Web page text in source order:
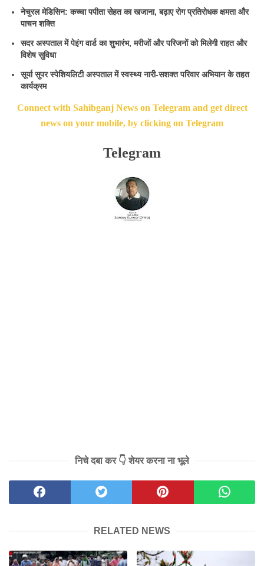
नेचुरल मेडिसिन: कच्चा पपीता सेहत का खजाना, बढ़ाए रोग प्रतिरोधक क्षमता और
पाचन शक्ति
सदर अस्पताल में पेइंग वार्ड का शुभारंभ, मरीजों और परिजनों को मिलेगी राहत और
विशेष सुविधा
सूर्या सुपर स्पेशियलिटी अस्पताल में स्वस्थ्य नारी-सशक्त परिवार अभियान के तहत
कार्यक्रम
Connect with Sahibganj News on Telegram and get direct
news on your mobile, by clicking on Telegram
Telegram
निचे दबा कर 👇 शेयर करना ना भूले
RELATED NEWS